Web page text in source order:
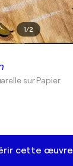
1/2
sur Papier
cette œuvre